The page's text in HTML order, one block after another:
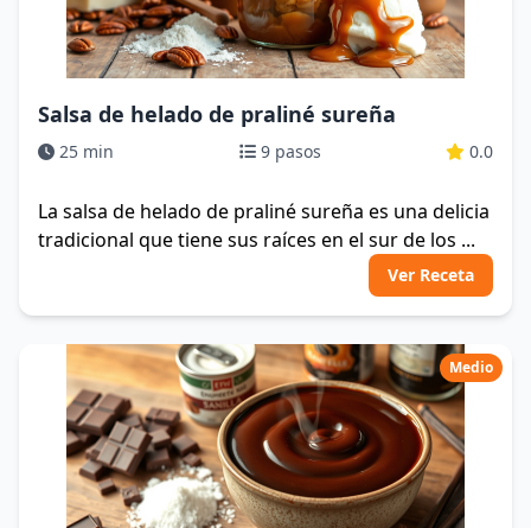
Salsa de helado de praliné sureña
25 min 9 pasos 0.0
La salsa de helado de praliné sureña es una delicia
tradicional que tiene sus raíces en el sur de los ...
Ver Receta
Medio